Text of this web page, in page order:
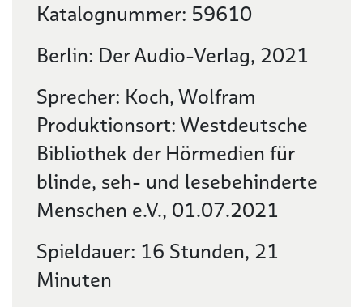
Katalognummer: 59610
Berlin: Der Audio-Verlag, 2021
Sprecher: Koch, Wolfram
Produktionsort: Westdeutsche
Bibliothek der Hörmedien für
blinde, seh- und lesebehinderte
Menschen e.V., 01.07.2021
Spieldauer: 16 Stunden, 21
Minuten